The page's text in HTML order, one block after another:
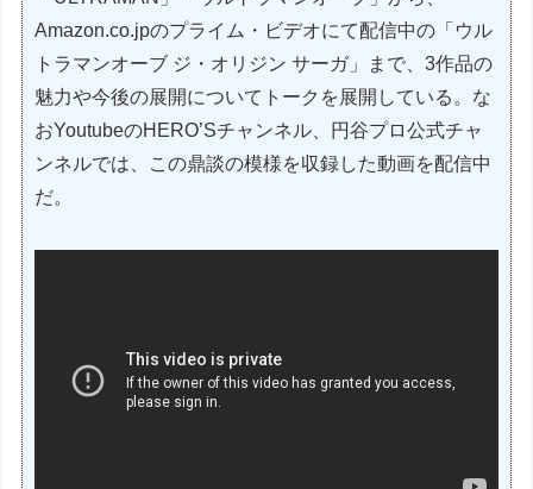
Amazon.co.jpのプライム・ビデオにて配信中の「ウル
トラマンオーブ ジ・オリジン サーガ」まで、3作品の
魅力や今後の展開についてトークを展開している。な
おYoutubeのHERO’Sチャンネル、円谷プロ公式チャ
ンネルでは、この鼎談の模様を収録した動画を配信中
だ。